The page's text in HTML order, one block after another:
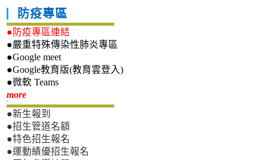
防疫專區
●防疫專區連結
●嚴重特殊傳染性肺炎專區
●Google meet
●Google教育版(教育雲登入)
●微軟 Teams
more新生專區
●新生報到
●招生管道名額
●特色招生報名
●運動績優招生報名